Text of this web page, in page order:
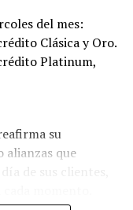
del mes:
Clásica y Oro.
Platinum,
su
alianzas que